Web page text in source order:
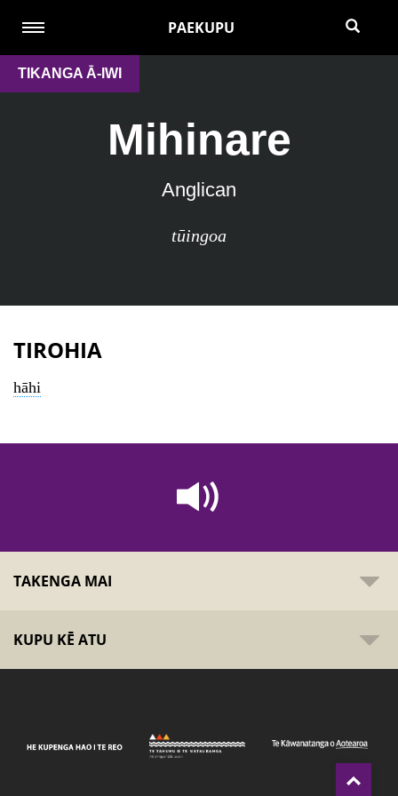
PAEKUPU
TIKANGA Ā-IWI
Mihinare
Anglican
tūingoa
TIROHIA
hāhi
TAKENGA MAI
KUPU KĒ ATU